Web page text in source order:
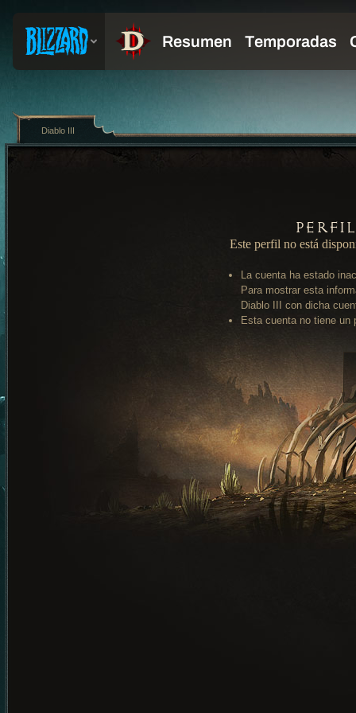
Este perfil no está
La cuenta ha estado
Para mostrar esta
Diablo III con dicha
Esta cuenta no tiene un
Diablo III